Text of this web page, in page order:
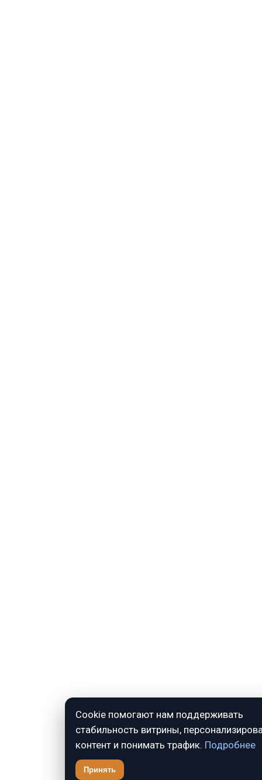
Cookie помогают нам поддерживать
стабильность витрины,
контент и понимать трафик. Подробнее
Принять